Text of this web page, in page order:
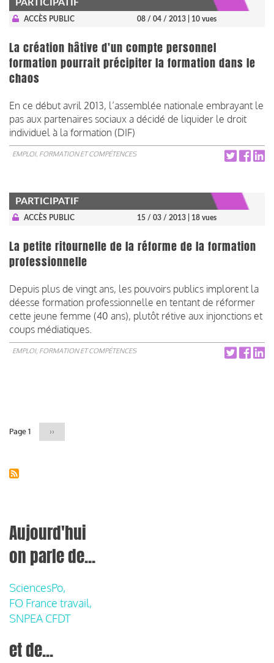
PARTICIPATIF
ACCÈS PUBLIC 08 / 04 / 2013 | 10 vues
La création hâtive d'un compte personnel
formation pourrait précipiter la formation dans le
chaos
En ce début avril 2013, l’assemblée nationale embrayant le
pas aux partenaires sociaux a décidé de liquider le droit
individuel à la formation (DIF)
EMPLOI, FORMATION ET COMPÉTENCES
PARTICIPATIF
ACCÈS PUBLIC 15 / 03 / 2013 | 18 vues
La petite ritournelle de la réforme de la formation
professionnelle
Depuis plus de vingt ans, les pouvoirs publics implorent la
déesse formation professionnelle en tentant de réformer
cette jeune femme (40 ans), plutôt rétive aux injonctions et
coups médiatiques.
EMPLOI, FORMATION ET COMPÉTENCES
Page 1
Page
››
Aujourd'hui
on parle de...
SciencesPo,
FO France travail,
SNPEA CFDT
et de...